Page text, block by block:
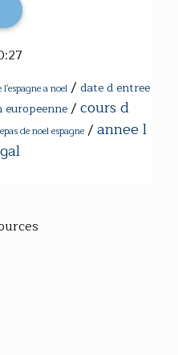
a noel / date d entree
europeenne/cours d
de noel espagne /annee l